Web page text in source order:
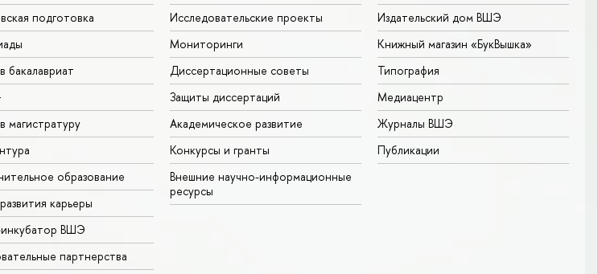
подготовка
бакалавриат
магистратуру
образование
карьеры
инкубатор ВШЭ
партнерства
Исследовательские проекты
Мониторинги
Диссертационные советы
Защиты диссертаций
Академическое развитие
Конкурсы и гранты
Внешние научно-информационные
ресурсы
Издательский дом ВШЭ
Книжный магазин «БукВышка»
Типография
Медиацентр
Журналы ВШЭ
Публикации